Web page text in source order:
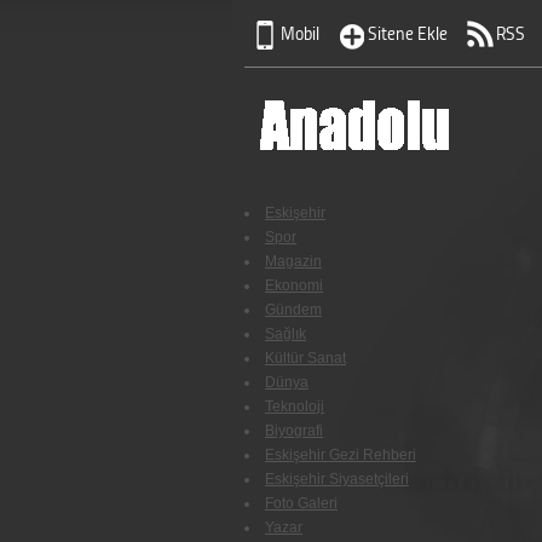
Mobil Sitene Ekle RSS
Eskişehir
Spor
Magazin
Ekonomi
Gündem
Sağlık
Kültür Sanat
Dünya
Teknoloji
Biyografi
Eskişehir Gezi Rehberi
Eskişehir Siyasetçileri
Foto Galeri
Yazar